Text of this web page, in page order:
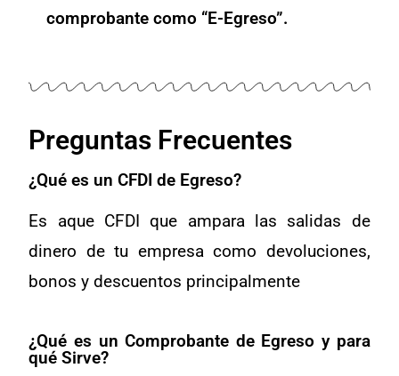
comprobante como “E-Egreso”.
Preguntas Frecuentes
¿Qué es un CFDI de Egreso?
Es aque CFDI que ampara las salidas de
dinero de tu empresa como devoluciones,
bonos y descuentos principalmente
¿Qué es un Comprobante de Egreso y para
qué Sirve?